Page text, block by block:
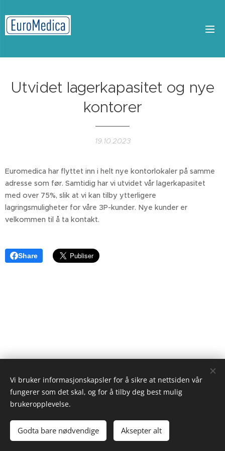
Utvidet lagerkapasitet og nye
kontorer
19.10.2023
Euromedica har flyttet inn i helt nye kontorlokaler på samme
adresse som før. Samtidig har vi utvidet vår lagerkapasitet
med over 75%, slik at vi kan tilby ytterligere
lagringsmuligheter for våre 3P-kunder. Nye kunder er
velkommen til å ta kontakt.
Share
0977 Oslo
Informasjonskapsler
Vi bruker informasjonskapsler for å sikre at nettsiden vår
fungerer som det skal, og for å tilby deg best mulig
brukeropplevelse.
Godta bare nødvendige Aksepter alt